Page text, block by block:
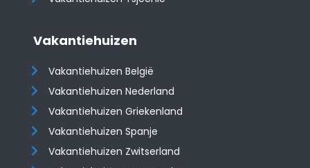
Vakantiehuizen
Vakantiehuizen België
Vakantiehuizen Nederland
Vakantiehuizen Griekenland
Vakantiehuizen Spanje
​​​​​​​Vakantiehuizen Zwitserland